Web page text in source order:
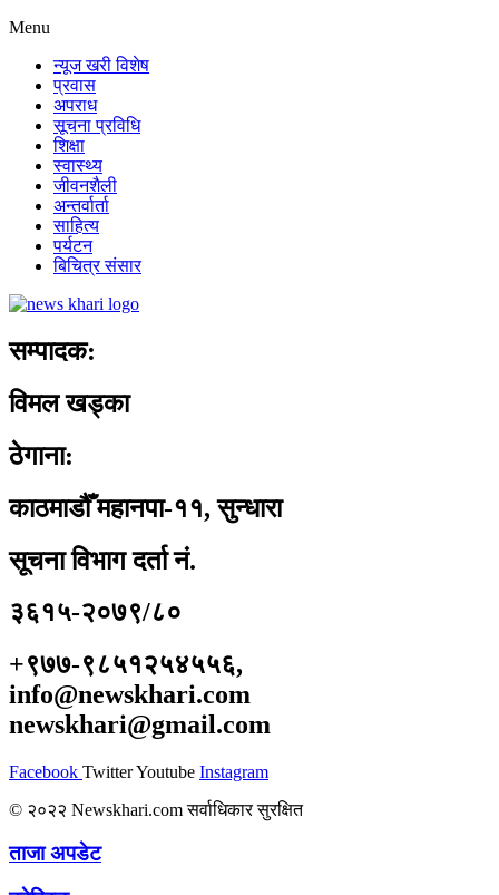
Menu
न्यूज खरी विशेष
प्रवास
अपराध
सूचना प्रविधि
शिक्षा
स्वास्थ्य
जीवनशैली
अन्तर्वार्ता
साहित्य
पर्यटन
बिचित्र संसार
सम्पादक:
विमल खड्का
ठेगाना:
काठमाडौँ महानपा-११, सुन्धारा
सूचना विभाग दर्ता नं.
३६१५-२०७९/८०
+९७७-९८५१२५४५५६,
info@newskhari.com
newskhari@gmail.com
Facebook TwitterYoutube Instagram
© २०२२ Newskhari.com सर्वाधिकार सुरक्षित
ताजा अपडेट